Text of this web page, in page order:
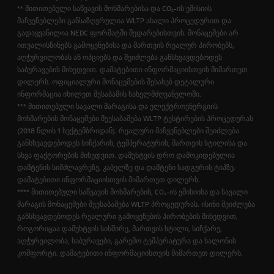
** მითითებული საწვავის მოხმარებისა და CO₂-ის ემისიის
მაჩვენებლები განსაზღვრულია WLTP ახალი პროცედურით და
გადაყვანილია NEDC ფორმატში შედარებისთვის. მონაცემები არ
ითვალისწინებს გამოყენებისა და მართვის რეალურ პირობებს,
აღჭურვილობას ან ოპციებს და შეიძლება განსხვავდებოდეს
საბურავების მიხედვით. დამატებითი ინფორმაციისთვის მიმართეთ
დილერს. ოფიციალური მონაცემების შესახებ დეტალური
ინფორმაცია იხილეთ შესაბამის სახელმძღვანელოში.
*** მითითებული სავალი მარაგისა და ელექტროენერგიის
მოხმარების მონაცემები შეესაბამება WLTP ტესტირების პროცედურას
(2018 წლის 1 სექტემბრიდან). რეალური მაჩვენებლები შეიძლება
განსხვავდებოდეს სიჩქარის, ტემპერატურის, მართვის სტილისა და
სხვა ფაქტორების მიხედვით. დამუხტვის დრო დამოკიდებულია
დამტენის სიმძლავრეზე, კაბელზე და დამტენი სადგურის ტიპზე.
დამატებითი ინფორმაციისთვის მიმართეთ დილერს.
**** მითითებული საწვავის მოხმარების, CO₂-ის ემისიისა და სავალი
მარაგის მონაცემები შეესაბამება WLTP პროცედურას. ისინი შეიძლება
განსხვავდებოდეს რეალური გამოყენების პირობების მიხედვით,
როგორიცაა დამუხტვის სიხშირე, მართვის სტილი, სიჩქარე,
აღჭურვილობა, საბურავები, გარემო ტემპერატურა და სალონის
კომფორტი. დამატებითი ინფორმაციისთვის მიმართეთ დილერს.